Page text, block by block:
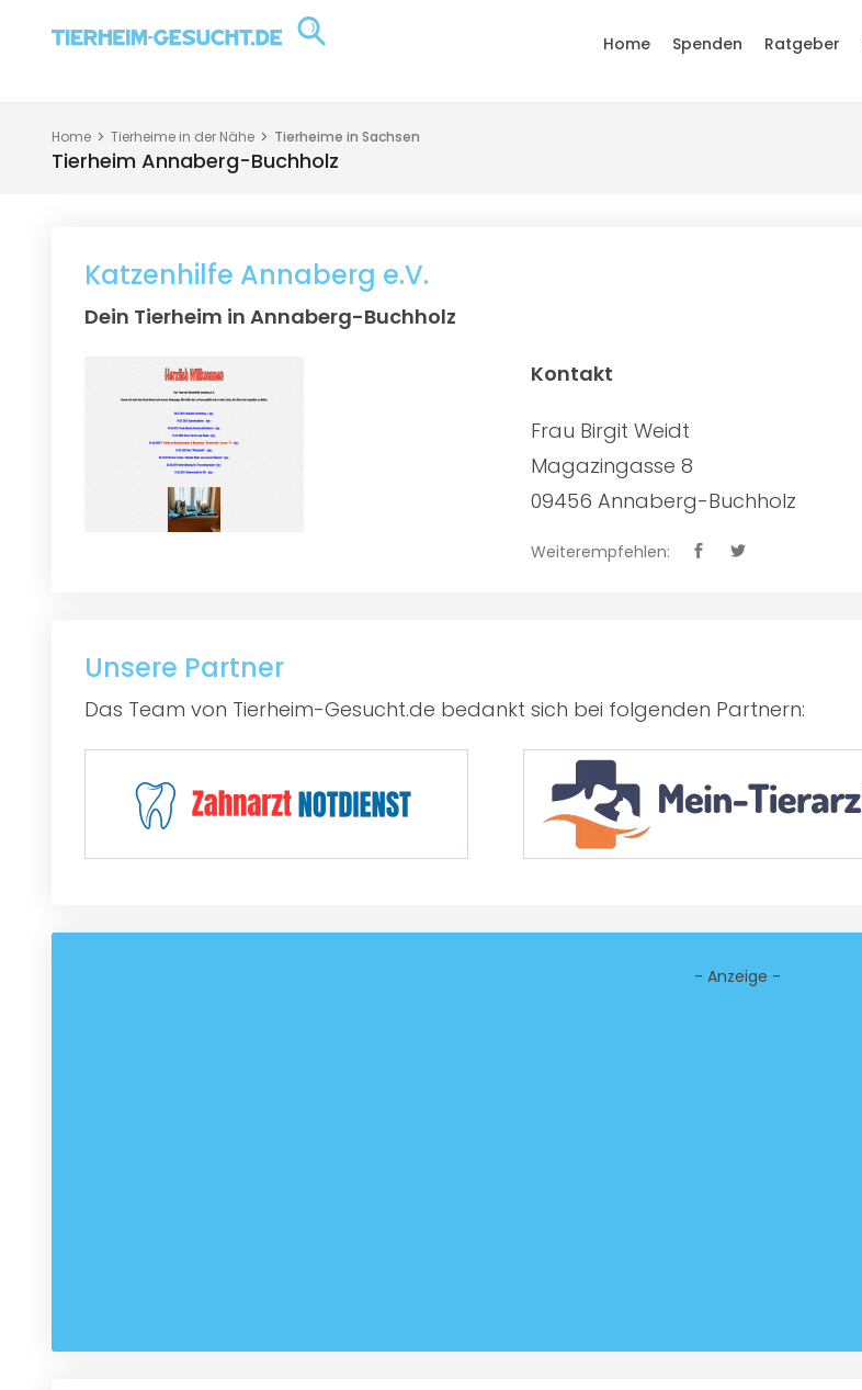
Home Spenden Ratgeber
Home Tierheime in der Nähe Tierheime in Sachsen
Tierheim Annaberg-Buchholz
Katzenhilfe Annaberg e.V.
Dein Tierheim in Annaberg-Buchholz
Kontakt
Frau Birgit Weidt
Magazingasse 8
09456 Annaberg-Buchholz
Weiterempfehlen:
Unsere Partner
Das Team von Tierheim-Gesucht.de bedankt sich bei folgenden Partnern:
- Anzeige -